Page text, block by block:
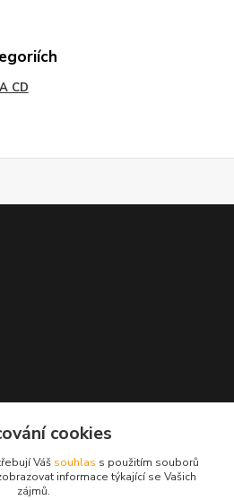
CD
046, volba 3
cookies
Váš souhlas s použitím souborů
informace týkající se Vašich
zájmů.